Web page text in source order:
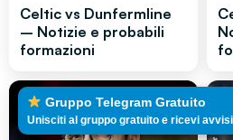
Celtic vs Dunfermline
– Notizie e probabili
formazioni
NOTIZIE
Gruppo Telegram Gratuito
Unisciti al gruppo gratuito e ricevi